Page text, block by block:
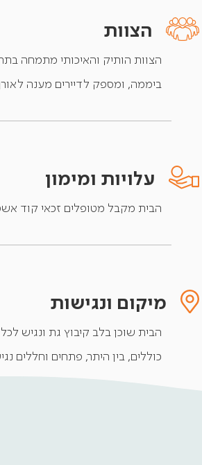
הצוות
ביממה, ומספק לדיירים מענה
עלויות ומימון
הבית מקבל מטופלים זכאי קוד
מיקום ונגישות
הבית שוכן בלב קיבוץ גת ונגיש
כוללים, בין היתר, פתחים וחללים